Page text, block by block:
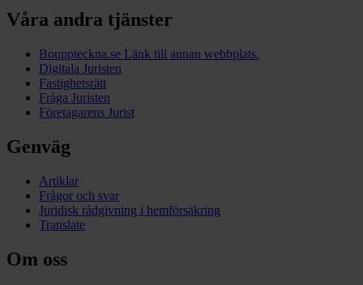
Våra andra tjänster
Bouppteckna.se Länk till annan webbplats.
Digitala Juristen
Fastighetsrätt
Fråga Juristen
Företagarens Jurist
Genväg
Artiklar
Frågor och svar
Juridisk rådgivning i hemförsäkring
Translate
Om oss